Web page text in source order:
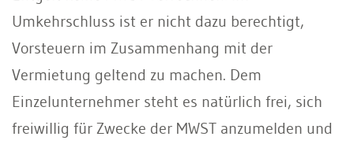
Umkehrschluss ist er nicht dazu berechtigt,
Vorsteuern im Zusammenhang mit der
Vermietung geltend zu machen. Dem
Einzelunternehmer steht es natürlich frei, sich
freiwillig für Zwecke der MWST anzumelden und